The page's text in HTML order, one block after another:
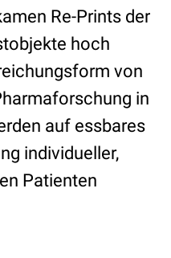
Re-Prints der
hoch
von
in
auf essbares
individueller,
Patienten